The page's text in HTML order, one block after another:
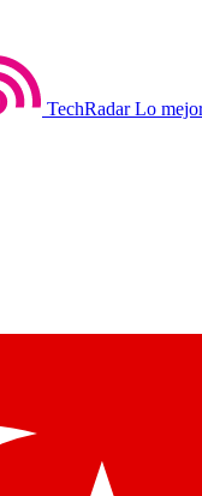
TechRadar Lo